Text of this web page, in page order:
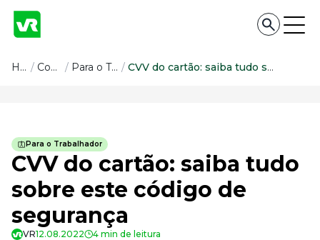
Conteúdo
Todas as categorias
Confira nossos conteúdos
Impulsione o seu negócio
Legislação
Fique por dentro da lei
Home / Conteúdo / Para o Trabalhador / CVV do cartão: saiba tudo sobre este código de segurança
Para o Trabalhador
CVV do cartão: saiba tudo
sobre este código de
segurança
VR12.08.2022 4 min de leitura